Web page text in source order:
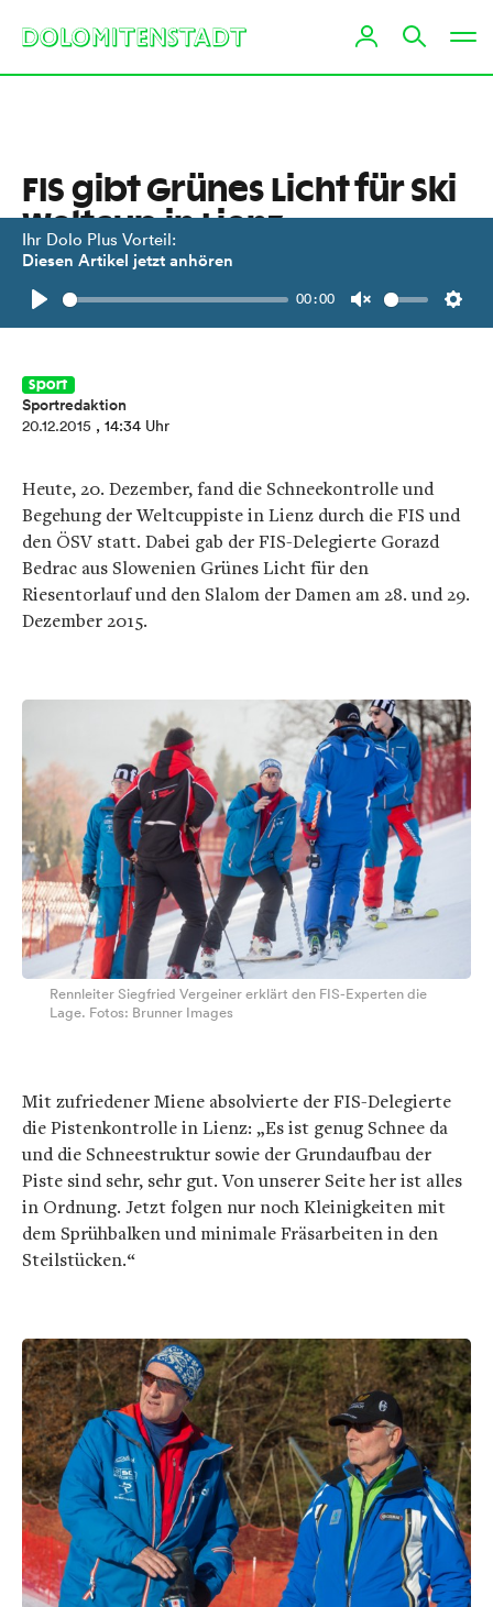
Ihr Dolo Plus Vorteil:
Diesen Artikel jetzt anhören
Play
00:00
Unmute
FIS gibt Grünes Licht für Ski
Weltcup in Lienz
Rennleiter Siegfried Vergeiner: "Es ist
alles in Butter am Hochstein."
Sport
Sportredaktion
20.12.2015 , 14:34 Uhr
Heute, 20. Dezember, fand die Schneekontrolle und
Begehung der Weltcuppiste in Lienz durch die FIS und
den ÖSV statt. Dabei gab der FIS-Delegierte Gorazd
Bedrac aus Slowenien Grünes Licht für den
Riesentorlauf und den Slalom der Damen am 28. und 29.
Dezember 2015.
Rennleiter Siegfried Vergeiner erklärt den FIS-Experten die
Lage. Fotos: Brunner Images
Mit zufriedener Miene absolvierte der FIS-Delegierte
die Pistenkontrolle in Lienz: „Es ist genug Schnee da
und die Schneestruktur sowie der Grundaufbau der
Piste sind sehr, sehr gut. Von unserer Seite her ist alles
in Ordnung. Jetzt folgen nur noch Kleinigkeiten mit
dem Sprühbalken und minimale Fräsarbeiten in den
Steilstücken.“